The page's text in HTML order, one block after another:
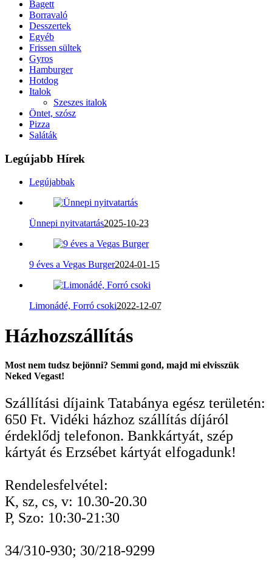
Bagett
Borravaló
Desszertek
Egyéb
Frissen sültek
Gyros
Hamburger
Hotdog
Italok
Szeszes italok
Öntet, szósz
Pizza
Saláták
Legújabb Hírek
Legújabbak
Ünnepi nyitvatartás2025-10-23
9 éves a Vegas Burger2024-01-15
Limonádé, Forró csoki2022-12-07
Házhozszállítás
Most nem tudsz bejönni? Semmi gond, majd mi elvisszük
Neked Vegast!
Szállítási díjaink Tatabánya egész területén:
650 Ft. Vidéki házhoz szállítás díjáról
érdeklődj telefonon. Bankkártyát, szép
kártyát és Erzsébet kártyát elfogadunk!
Rendelesfelvétel:
K, sz, cs, v: 10.30-20.30
P, Szo: 10:30-21:30
34/310-930; 30/218-9299